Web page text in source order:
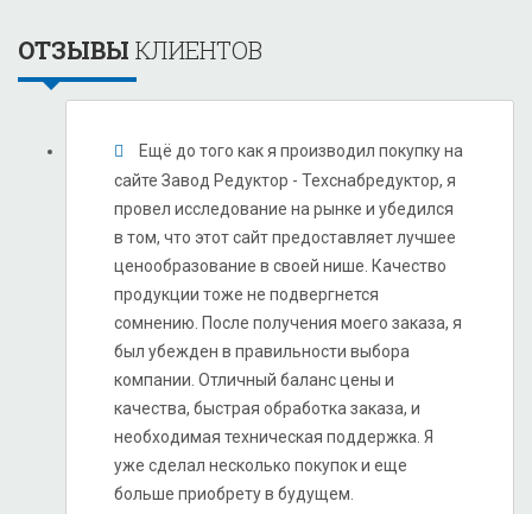
ОТЗЫВЫ КЛИЕНТОВ
Ещё до того как я производил покупку на
сайте Завод Редуктор - Техснабредуктор, я
провел исследование на рынке и убедился
в том, что этот сайт предоставляет лучшее
ценообразование в своей нише. Качество
продукции тоже не подвергнется
сомнению. После получения моего заказа, я
был убежден в правильности выбора
компании. Отличный баланс цены и
качества, быстрая обработка заказа, и
необходимая техническая поддержка. Я
уже сделал несколько покупок и еще
больше приобрету в будущем.